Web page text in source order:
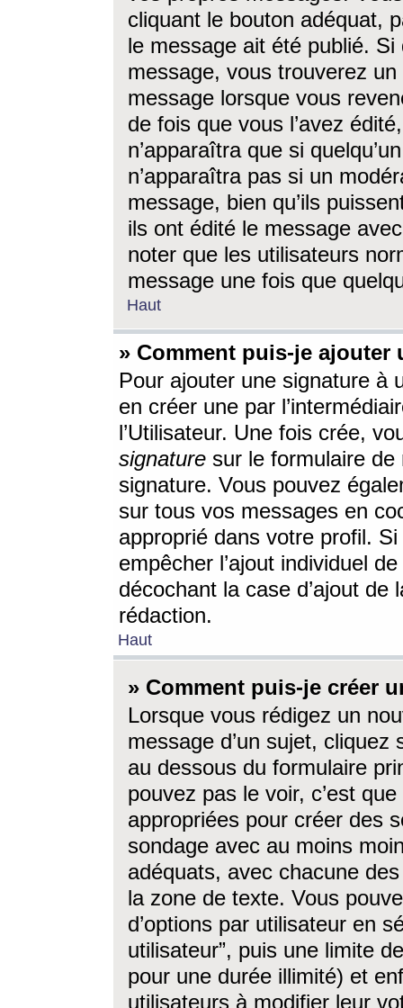
cliquant le bouton adéquat,
le message ait été publié. Si
message, vous trouverez
message lorsque vous
de fois que vous l’avez
n’apparaîtra que si
n’apparaîtra pas si un
message, bien qu’ils
ils ont édité le message
noter que les utilisateurs
message une fois que
Haut
» Comment puis-je ajouter
Pour ajouter une signature à
en créer une par
l’Utilisateur. Une fois crée,
signature sur le formulaire de
signature. Vous pouvez
sur tous vos messages en
approprié dans votre profil.
empêcher l’ajout individuel
décochant la case d’ajout
rédaction.
Haut
» Comment puis-je créer
Lorsque vous rédigez un
message d’un sujet, cliquez
au dessous du formulaire
pouvez pas le voir, c’est
appropriées pour créer des
sondage avec au moins
adéquats, avec chacune
la zone de texte. Vous
d’options par utilisateur en
utilisateur”, puis une limite
pour une durée illimité) et
utilisateurs à modifier leur